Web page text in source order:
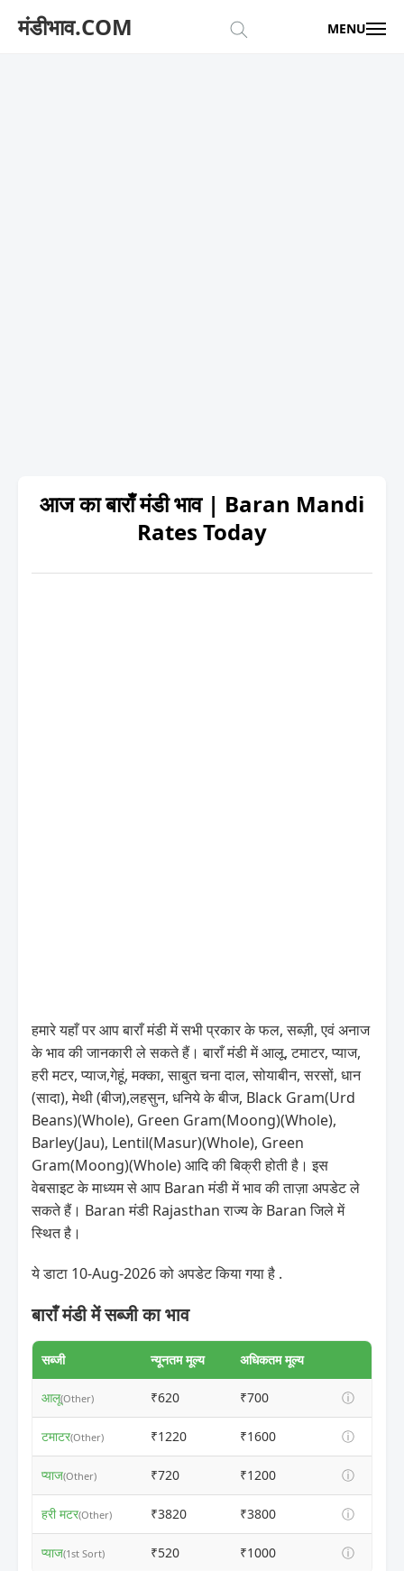
मंडीभाव.COM MENU
आज का बाराँ मंडी भाव | Baran Mandi
Rates Today
हमारे यहाँ पर आप बाराँ मंडी में सभी प्रकार के फल, सब्ज़ी, एवं अनाज
के भाव की जानकारी ले सकते हैं। बाराँ मंडी में आलू, टमाटर, प्याज,
हरी मटर, प्याज,गेहूं, मक्का, साबुत चना दाल, सोयाबीन, सरसों, धान
(सादा), मेथी (बीज),लहसुन, धनिये के बीज, Black Gram(Urd
Beans)(Whole), Green Gram(Moong)(Whole),
Barley(Jau), Lentil(Masur)(Whole), Green
Gram(Moong)(Whole) आदि की बिक्री होती है। इस
वेबसाइट के माध्यम से आप Baran मंडी में भाव की ताज़ा अपडेट ले
सकते हैं। Baran मंडी Rajasthan राज्य के Baran जिले में
स्थित है।
ये डाटा 10-Aug-2026 को अपडेट किया गया है .
बाराँ मंडी में सब्जी का भाव
सब्जी न्यूनतम मूल्य अधिकतम मूल्य
आलू(Other) ₹620 ₹700 ⓘ
टमाटर(Other) ₹1220 ₹1600 ⓘ
प्याज(Other) ₹720 ₹1200 ⓘ
हरी मटर(Other) ₹3820 ₹3800 ⓘ
प्याज(1st Sort) ₹520 ₹1000 ⓘ